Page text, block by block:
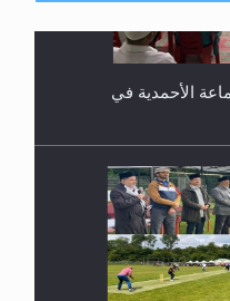
الله في هولندا